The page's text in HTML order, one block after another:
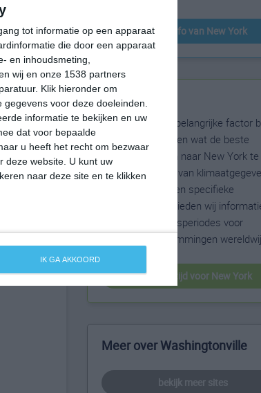
tot informatie op een apparaat
die door een apparaat
en inhoudsmeting,
wij en onze 1538 partners
Klik hieronder om
voor deze doeleinden.
informatie te bekijken en uw
dat voor bepaalde
u heeft het recht om bezwaar
deze website. U kunt uw
naar deze site en te klikken
IK GA AKKOORD
23°C
07:00
07:00
1
klimaatinfo van New York
Beste reistijd
Het weer is een belangrijke factor
reizen. Wil je weten wat de beste
maanden zijn om naar New York te
reizen? Op basis van
weersextremen en specifieke
weerinformatie bieden wij
over de beste reisperiodes voor
duizenden bestemmingen
beste reistijd voor New York
Meer over Washingtonville
bekijk meer sites